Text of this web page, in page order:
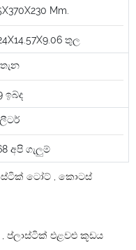
Mm.
තුල
තැන
ඉබ්ද
ලීටර්
අපි ගැලුම්
ටෝට්
කොටස්
ප්ලාස්ටික් එළවළු කූඩය